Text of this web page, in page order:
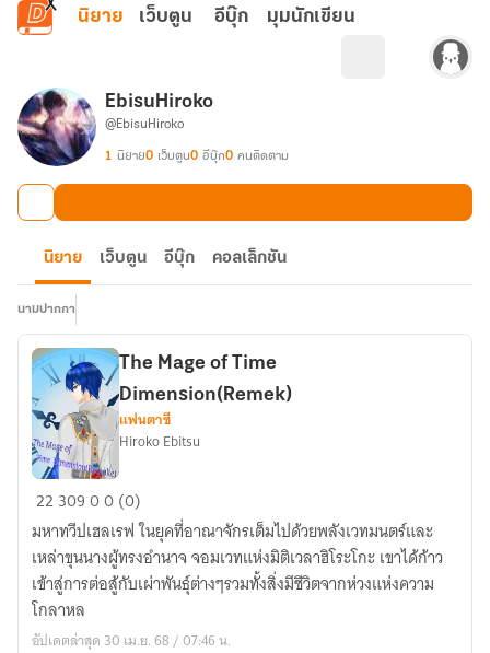
ข้ามไปยังเนื้อหาหลัก
นิยาย เว็บตูน อีบุ๊ก มุมนักเขียน
EbisuHiroko
@EbisuHiroko
1 นิยาย0 เว็บตูน0 อีบุ๊ก0 คนติดตาม
นิยาย เว็บตูน อีบุ๊ก คอลเล็กชัน
นามปากกา
The
Mage
of
Time
Dimension(Remek)
The Mage of Time
Dimension(Remek)
แฟนตาซี
Hiroko Ebitsu
22 30900 (0)
มหาทวีปเฮลเรฟ ในยุคที่อาณาจักรเต็มไปด้วยพลังเวทมนตร์และ
เหล่าขุนนางผู้ทรงอำนาจ จอมเวทแห่งมิติเวลาฮิโระโกะ เขาได้ก้าว
เข้าสู่การต่อสู้กับเผ่าพันธุ์ต่างๆรวมทั้งสิ่งมีชีวิตจากห่วงแห่งความ
โกลาหล
อัปเดตล่าสุด 30 เม.ย. 68 / 07:46 น.